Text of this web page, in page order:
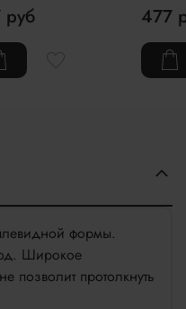
477
формы.
Широкое
позволит протолкнуть